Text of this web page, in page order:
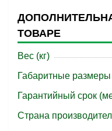
ТОВАРЕ
Вес (кг)
Габаритные размеры
Гарантийный срок
Страна